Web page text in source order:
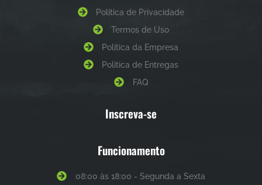
Política de Privacidade
Termos de Uso
Política da Empresa
Política de Entregas
FAQ
Inscreva-se
Funcionamento
08:00 às 18:00 - Segunda a Sexta